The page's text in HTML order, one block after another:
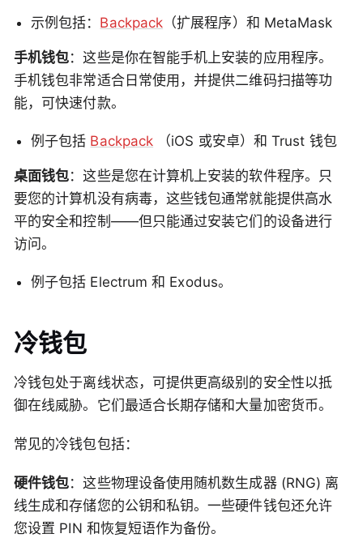
示例包括： Backpack （扩展程序）和 MetaMask
手机钱包：这些是你在智能手机上安装的应用程序。
手机钱包非常适合日常使用，并提供二维码扫描等功
能，可快速付款。
例子包括 Backpack （iOS 或安卓）和 Trust 钱包
桌面钱包：这些是您在计算机上安装的软件程序。只
要您的计算机没有病毒，这些钱包通常就能提供高水
平的安全和控制——但只能通过安装它们的设备进行
访问。
例子包括 Electrum 和 Exodus。
冷钱包
冷钱包处于离线状态，可提供更高级别的安全性以抵
御在线威胁。它们最适合长期存储和大量加密货币。
常见的冷钱包包括：
硬件钱包：这些物理设备使用随机数生成器 (RNG) 离
线生成和存储您的公钥和私钥。一些硬件钱包还允许
您设置 PIN 和恢复短语作为备份。